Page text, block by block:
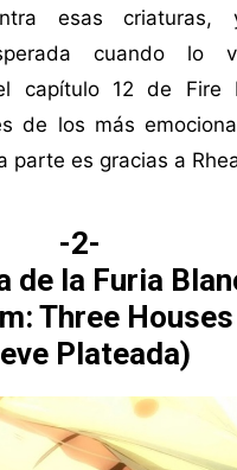
esas criaturas,
cuando lo
capítulo 12 de Fire
de los más
parte es gracias a
-2-
de la Furia
Three
Plateada)